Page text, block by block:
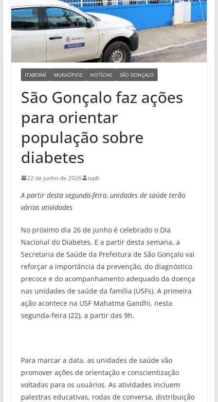
ITABORAÍ MUNICÍPIOS NOTÍCIAS SÃO GONÇALO
São Gonçalo faz ações
para orientar
população sobre
diabetes
22 de junho de 2026 tvp6
A partir desta segunda-feira, unidades de saúde terão
várias atividades
No próximo dia 26 de junho é celebrado o Dia
Nacional do Diabetes. E a partir desta semana, a
Secretaria de Saúde da Prefeitura de São Gonçalo vai
reforçar a importância da prevenção, do diagnóstico
precoce e do acompanhamento adequado da doença
nas unidades de saúde da família (USFs). A primeira
ação acontece na USF Mahatma Gandhi, nesta
segunda-feira (22), a partir das 9h.
Para marcar a data, as unidades de saúde vão
promover ações de orientação e conscientização
voltadas para os usuários. As atividades incluem
palestras educativas, rodas de conversa, distribuição